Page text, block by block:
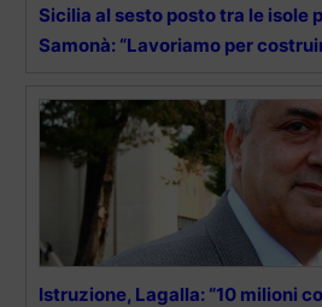
Sicilia al sesto posto tra le isole
Samonà: “Lavoriamo per
Istruzione, Lagalla: “10 milioni